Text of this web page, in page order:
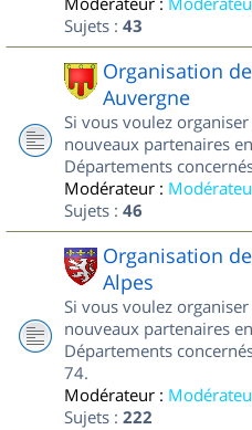
Sujets : 43
Organisation
Auvergne
Si vous voulez
nouveaux partenaires
Départements
Modérateur :
Sujets : 46
Organisation
Alpes
Si vous voulez
nouveaux partenaires
Départements
74.
Modérateur :
Sujets : 222